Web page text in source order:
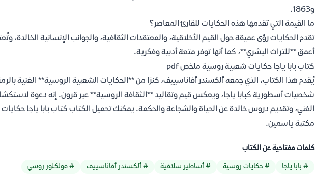
و1863.
ما القيمة التي تقدمها هذه الحكايات للقارئ المعاصر؟
تقدم الحكايات رؤى عميقة حول القيم الأخلاقية، والمعتقدات الثقافية، والجوانب الإنسانية الخالدة،
أعمق **للتراث البشري**، كما أنها توفر متعة أدبية وفكرية.
كتاب بابا ياجا حكايات شعبية روسية ملخص pdf
يُقدم هذا الكتاب، الذي جمعه ألكسندر أفاناسييف، كنزا من **الحكايات الشعبية الروسية** الغنية
شخصيات أسطورية كبابا ياجا، ويعكس قيم وتقاليد **الثقافة الروسية** عبر قرون. إنه دعوة
مكتبة ياسمين.
كلمات مفتاحية عن الكتاب
# بابا ياجا # حكايات روسية # أساطير سلافية # ألكسندر أفاناسييف # فولكلور روسي